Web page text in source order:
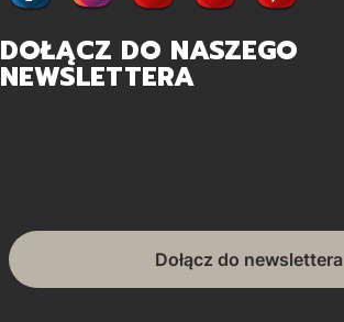
DOŁĄCZ DO NASZEGO
NEWSLETTERA
Dołącz do newslettera